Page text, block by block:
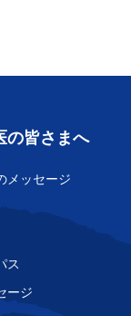
の皆さまへ
メッセージ
ス
ージ